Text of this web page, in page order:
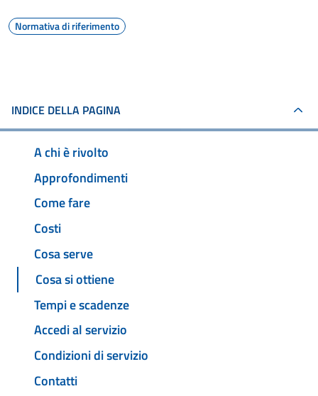
Normativa di riferimento
INDICE DELLA PAGINA
A chi è rivolto
Approfondimenti
Come fare
Costi
Cosa serve
Cosa si ottiene
Tempi e scadenze
Accedi al servizio
Condizioni di servizio
Contatti